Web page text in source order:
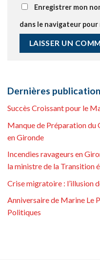
Enregistrer mon
dans le navigateur
Dernières
Succès Croissant pour le
Manque de Préparation du
en Gironde
Incendies ravageurs en
la ministre de la Transition
Crise migratoire : l’illusion
Anniversaire de Marine Le
Politiques